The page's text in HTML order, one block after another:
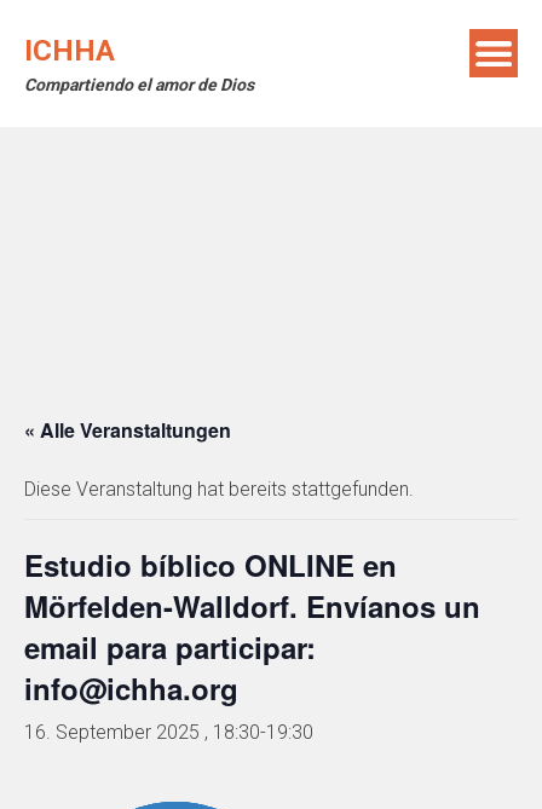
ICHHA
Compartiendo el amor de Dios
« Alle Veranstaltungen
Diese Veranstaltung hat bereits stattgefunden.
Estudio bíblico ONLINE en
Mörfelden-Walldorf. Envíanos un
email para participar:
info@ichha.org
16. September 2025 , 18:30-19:30